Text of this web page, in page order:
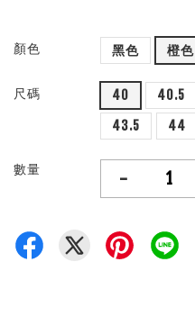
顏色 黑色 橙色
尺碼 40 40.5
43.5
44
數量 -